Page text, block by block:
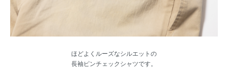
ほどよくルーズなシルエットの
長袖ピンチェックシャツです。